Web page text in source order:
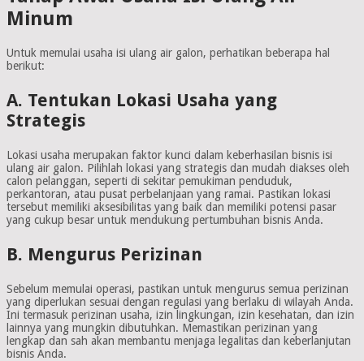
Minum
Untuk memulai usaha isi ulang air galon, perhatikan beberapa hal
berikut:
A. Tentukan Lokasi Usaha yang
Strategis
Lokasi usaha merupakan faktor kunci dalam keberhasilan bisnis isi
ulang air galon. Pilihlah lokasi yang strategis dan mudah diakses oleh
calon pelanggan, seperti di sekitar pemukiman penduduk,
perkantoran, atau pusat perbelanjaan yang ramai. Pastikan lokasi
tersebut memiliki aksesibilitas yang baik dan memiliki potensi pasar
yang cukup besar untuk mendukung pertumbuhan bisnis Anda.
B. Mengurus Perizinan
Sebelum memulai operasi, pastikan untuk mengurus semua perizinan
yang diperlukan sesuai dengan regulasi yang berlaku di wilayah Anda.
Ini termasuk perizinan usaha, izin lingkungan, izin kesehatan, dan izin
lainnya yang mungkin dibutuhkan. Memastikan perizinan yang
lengkap dan sah akan membantu menjaga legalitas dan keberlanjutan
bisnis Anda.